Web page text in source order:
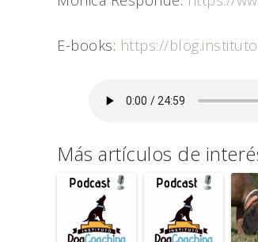
E-books: https://
Más artículos de